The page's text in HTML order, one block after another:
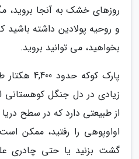
روزهای خشک به آنجا
و روحیه پولادین داشته
بخواهید، می توانید بروید.
پارک کوکه
زیادی در دل جنگل
از طبیعتی دارد که در سطح
اواوپوهی را رفتید، ممکن
گشت بزنید یا حتی چادری